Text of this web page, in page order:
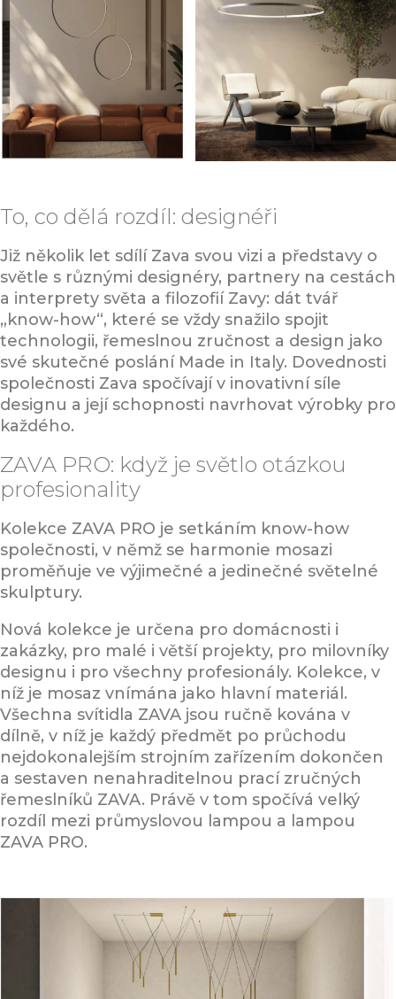
To, co dělá rozdíl: designéři
Již několik let sdílí Zava svou vizi a představy o
světle s různými designéry, partnery na cestách
a interprety světa a filozofií Zavy: dát tvář
„know-how“, které se vždy snažilo spojit
technologii, řemeslnou zručnost a design jako
své skutečné poslání Made in Italy. Dovednosti
společnosti Zava spočívají v inovativní síle
designu a její schopnosti navrhovat výrobky pro
každého.
ZAVA PRO: když je světlo otázkou
profesionality
Kolekce ZAVA PRO je setkáním know-how
společnosti, v němž se harmonie mosazi
proměňuje ve výjimečné a jedinečné světelné
skulptury.
Nová kolekce je určena pro domácnosti i
zakázky, pro malé i větší projekty, pro milovníky
designu i pro všechny profesionály. Kolekce, v
níž je mosaz vnímána jako hlavní materiál.
Všechna svítidla ZAVA jsou ručně kována v
dílně, v níž je každý předmět po průchodu
nejdokonalejším strojním zařízením dokončen
a sestaven nenahraditelnou prací zručných
řemeslníků ZAVA. Právě v tom spočívá velký
rozdíl mezi průmyslovou lampou a lampou
ZAVA PRO.